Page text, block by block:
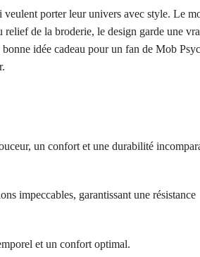
veulent porter leur univers avec style. Le
relief de la broderie, le design garde une
idée cadeau pour un fan de Mob
un confort et une durabilité
impeccables, garantissant une résistance
et un confort optimal.